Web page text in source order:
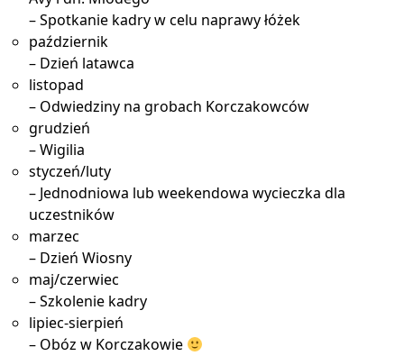
– Spotkanie kadry w celu naprawy łóżek
październik
– Dzień latawca
listopad
– Odwiedziny na grobach Korczakowców
grudzień
– Wigilia
styczeń/luty
– Jednodniowa lub weekendowa wycieczka dla
uczestników
marzec
– Dzień Wiosny
maj/czerwiec
– Szkolenie kadry
lipiec-sierpień
– Obóz w Korczakowie